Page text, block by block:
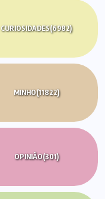
CURIOSIDADES(6982)
MINHO(11822)
OPINIÃO(301)